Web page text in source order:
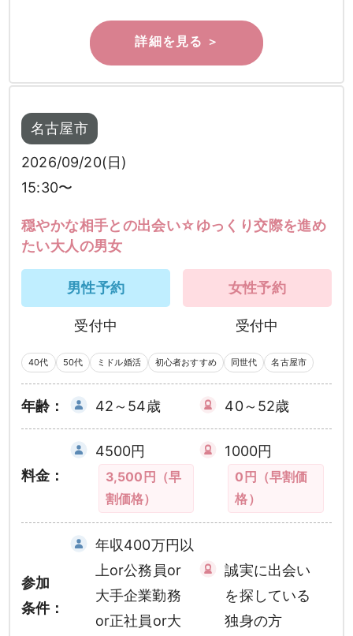
名古屋市
2026/09/20(日)
15:30〜
穏やかな相手との出会い☆ゆっくり交際を進め
たい大人の男女
男性予約
受付中
女性予約
受付中
40代 50代 ミドル婚活 初心者おすすめ 同世代 名古屋市
年齢： 42～54歳 40～52歳
料金：
4500円
3,500円（早
割価格）
1000円
0円（早割価
格）
参加
条件：
年収400万円以
上or公務員or
大手企業勤務
or正社員or大
誠実に出会い
を探している
独身の方